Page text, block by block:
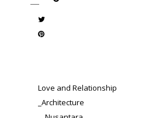
Love and Relationship
_Architecture